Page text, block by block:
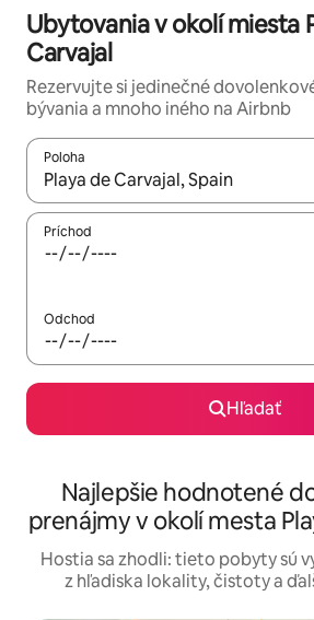
Ubytovania v okolí miesta
Carvajal
Rezervujte si jedinečné
bývania a mnoho iného na Airbnb
Poloha
Keď budú výsledky k dispozícii,
Príchod
Odchod
Hľadať
Najlepšie hodnotené
prenájmy v okolí mesta
Hostia sa zhodli: tieto pobyty sú
z hľadiska lokality, čistoty a